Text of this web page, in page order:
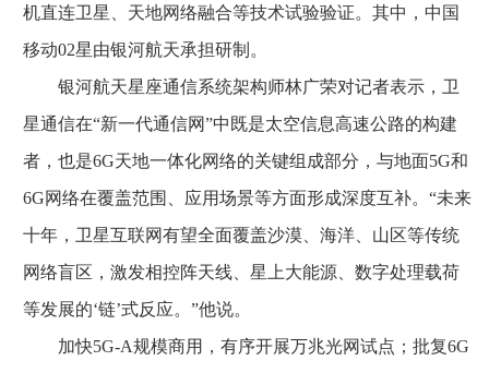
机直连卫星、天地网络融合等技术试验验证。其中，中国
移动02星由银河航天承担研制。
银河航天星座通信系统架构师林广荣对记者表示，卫
星通信在“新一代通信网”中既是太空信息高速公路的构建
者，也是6G天地一体化网络的关键组成部分，与地面5G和
6G网络在覆盖范围、应用场景等方面形成深度互补。“未来
十年，卫星互联网有望全面覆盖沙漠、海洋、山区等传统
网络盲区，激发相控阵天线、星上大能源、数字处理载荷
等发展的‘链’式反应。”他说。
加快5G-A规模商用，有序开展万兆光网试点；批复6G